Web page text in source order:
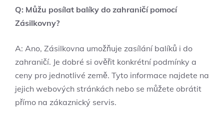
Q: Můžu posílat balíky do zahraničí pomocí
Zásilkovny?
A: Ano, Zásilkovna umožňuje zasílání balíků i do
zahraničí. Je dobré si ověřit konkrétní podmínky a
ceny pro jednotlivé země. Tyto informace najdete na
jejich webových stránkách nebo se můžete obrátit
přímo na zákaznický servis.